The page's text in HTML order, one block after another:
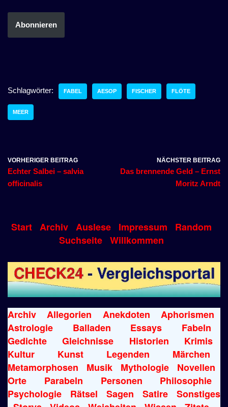
Abonnieren
Schlagwörter: FABEL AESOP FISCHER FLÖTE
MEER
VORHERIGER BEITRAG
Echter Salbei – salvia
officinalis
NÄCHSTER BEITRAG
Das brennende Geld – Ernst
Moritz Arndt
Start Archiv Auslese Impressum
Random
Suchseite Willkommen
Archiv Allegorien Anekdoten
Aphorismen
Astrologie
Balladen Essays
Fabeln
Gedichte
Gleichnisse Historien
Krimis
Kultur
Kunst Legenden
Märchen
Metamorphosen
Musik Mythologie
Novellen
Orte
Parabeln Personen
Philosophie
Psychologie
Rätsel Sagen Satire
Sonstiges